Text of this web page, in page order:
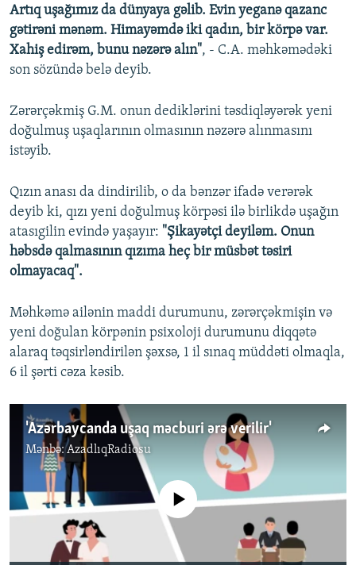
Artıq uşağımız da dünyaya gəlib. Evin yeganə qazanc
gətirəni mənəm. Himayəmdə iki qadın, bir körpə var.
Xahiş edirəm, bunu nəzərə alın", - C.A. məhkəmədəki
son sözündə belə deyib.
Zərərçəkmiş G.M. onun dediklərini təsdiqləyərək yeni
doğulmuş uşaqlarının olmasının nəzərə alınmasını
istəyib.
Qızın anası da dindirilib, o da bənzər ifadə verərək
deyib ki, qızı yeni doğulmuş körpəsi ilə birlikdə uşağın
atasıgilin evində yaşayır: "Şikayətçi deyiləm. Onun
həbsdə qalmasının qızıma heç bir müsbət təsiri
olmayacaq".
Məhkəmə ailənin maddi durumunu, zərərçəkmişin və
yeni doğulan körpənin psixoloji durumunu diqqətə
alaraq təqsirləndirilən şəxsə, 1 il sınaq müddəti olmaqla,
6 il şərti cəza kəsib.
'Azərbaycanda uşaq məcburi ərə verilir'
Mənbə:AzadlıqRadiosu
No media source currently available